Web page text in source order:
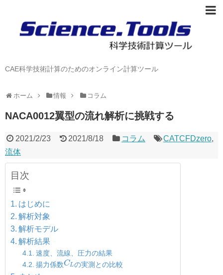
CAE科学技術計算のためのオンライン計算ツール
ホーム 情報 コラム
NACA0012翼型の流れ解析に挑戦する
2021/2/23 2021/8/18 コラム CATCFDzero,
流体
目次
はじめに
解析対象
解析モデル
解析結果
速度、流線、圧力の結果
揚力係数CL
CLの実測との比較